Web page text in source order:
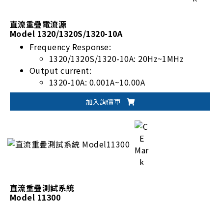
直流重疊電流源
Model 1320/1320S/1320-10A
Frequency Response:
1320/1320S/1320-10A: 20Hz~1MHz
Output current:
1320-10A: 0.001A~10.00A
1320/1320S: 0.001A~20.00A
Directly controlled by LCR meter
11022/11025/3252/3302 (1320/1320S/1320-
Standard GPIB and Handler I/F
加入詢價車
直流重疊測試系統
Model 11300